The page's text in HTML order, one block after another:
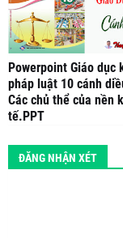
Powerpoint Giáo dục
pháp luật 10 cánh
Các chủ thể của nền
tế.PPT
ĐĂNG NHẬN XÉT